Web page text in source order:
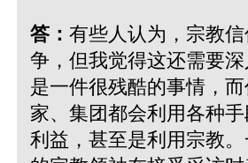
答： 有些人认为，宗教
争，但我觉得这还需要
是一件很残酷的事情，
家、集团都会利用各种
利益，甚至是利用宗教